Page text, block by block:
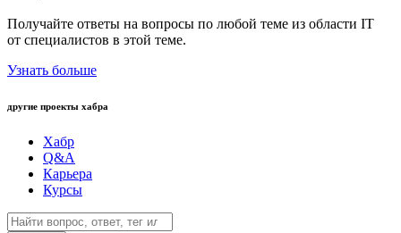
Получайте ответы на вопросы по любой теме из области IT
от специалистов в этой теме.
Узнать больше
другие проекты хабра
Хабр
Q&A
Карьера
Курсы